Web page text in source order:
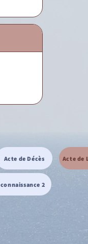
Acte de Décès
2
Acte de